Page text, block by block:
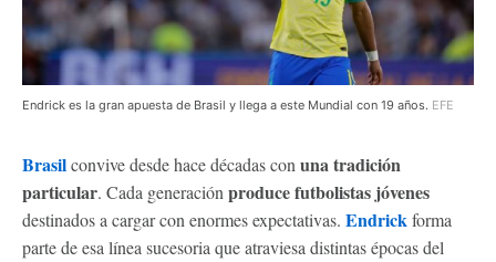
Endrick es la gran apuesta de Brasil y llega a este Mundial con 19 años. EFE
Brasilconvive desde hace décadas conuna tradición
particular. Cada generaciónproduce futbolistas jóvenes
destinados a cargar con enormes expectativas. Endrickforma
parte de esa línea sucesoria que atraviesa distintas épocas del